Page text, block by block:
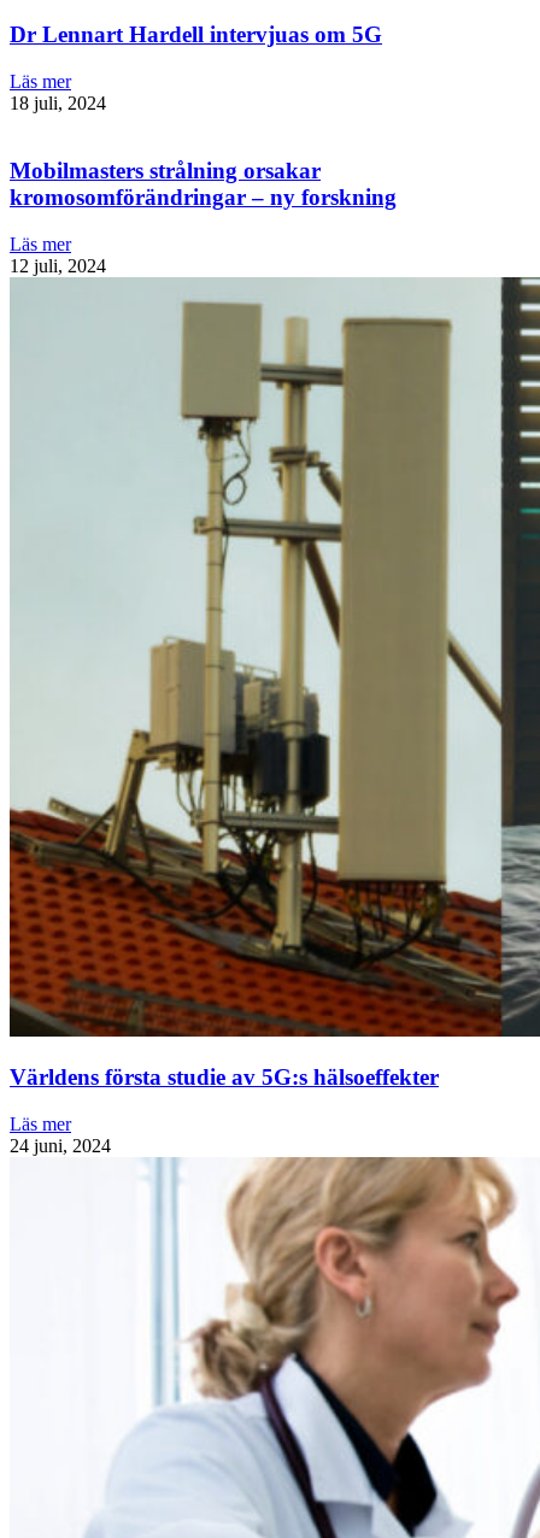
Dr Lennart Hardell intervjuas om 5G
Läs mer
18 juli, 2024
Mobilmasters strålning orsakar
kromosomförändringar – ny forskning
Läs mer
12 juli, 2024
Världens första studie av 5G:s hälsoeffekter
Läs mer
24 juni, 2024